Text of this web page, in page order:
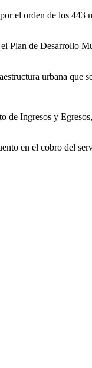
el orden de los 443
Plan de Desarrollo
urbana que
de Ingresos y
en el cobro del